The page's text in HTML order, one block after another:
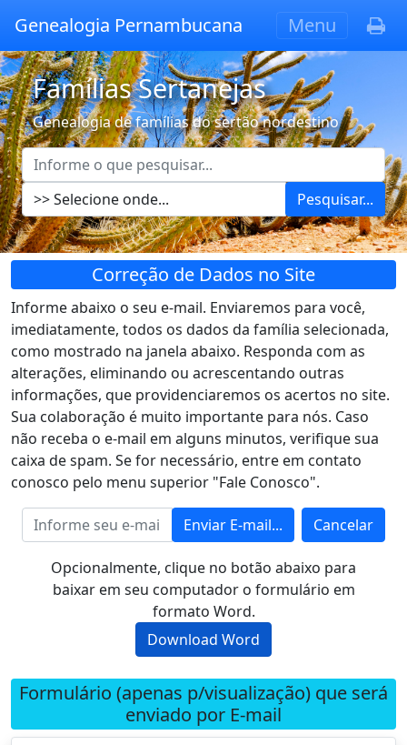
Genealogia Pernambucana Menu
Famílias Sertanejas
Genealogia de famílias do sertão nordestino
Pesquisar...
Correção de Dados no Site
Informe abaixo o seu e-mail. Enviaremos para você,
imediatamente, todos os dados da família selecionada,
como mostrado na janela abaixo. Responda com as
alterações, eliminando ou acrescentando outras
informações, que providenciaremos os acertos no site.
Sua colaboração é muito importante para nós. Caso
não receba o e-mail em alguns minutos, verifique sua
caixa de spam. Se for necessário, entre em contato
conosco pelo menu superior "Fale Conosco".
Enviar E-mail... Cancelar
Opcionalmente, clique no botão abaixo para
baixar em seu computador o formulário em
formato Word.
Download Word
Formulário (apenas p/visualização) que será
enviado por E-mail